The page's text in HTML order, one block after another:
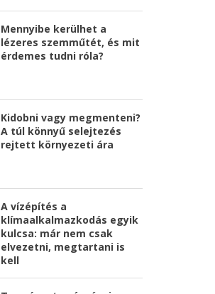
Mennyibe kerülhet a
lézeres szemműtét, és mit
érdemes tudni róla?
Kidobni vagy megmenteni?
A túl könnyű selejtezés
rejtett környezeti ára
A vízépítés a
klímaalkalmazkodás egyik
kulcsa: már nem csak
elvezetni, megtartani is
kell